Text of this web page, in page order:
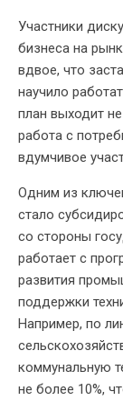
Участники
бизнеса на
вдвое, что
научило
план выходит
работа с
вдумчивое
Одним из
стало
со стороны
работает с
развития
поддержки
Например, по
коммунальную
не более 10%,